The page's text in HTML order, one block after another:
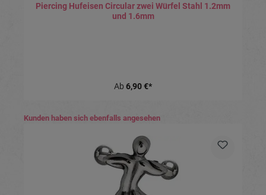
Piercing Hufeisen Circular zwei Würfel Stahl 1.2mm
und 1.6mm
Ab 6,90 €*
Produktgalerie überspringen
Kunden haben sich ebenfalls angesehen